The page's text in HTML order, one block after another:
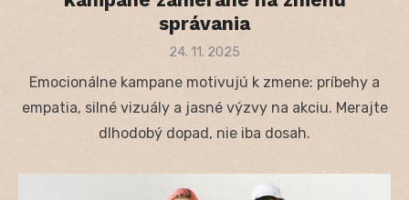
správania
Posted
24. 11. 2025
Emocionálne kampane motivujú k zmene: príbehy a
empatia, silné vizuály a jasné výzvy na akciu. Merajte
dlhodobý dopad, nie iba dosah.